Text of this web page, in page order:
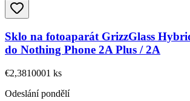
Sklo na fotoaparát GrizzGlass
do Nothing Phone 2A Plus / 2A
€2,3810001 ks
Odeslání pondělí